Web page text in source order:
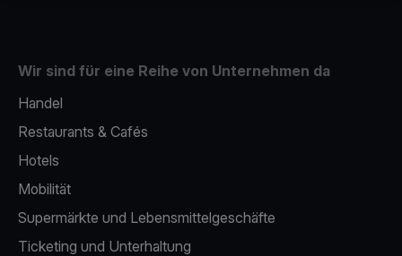
Wir sind für eine Reihe von Unternehmen da
Handel
Restaurants & Cafés
Hotels
Mobilität
Supermärkte und Lebensmittelgeschäfte
Ticketing und Unterhaltung